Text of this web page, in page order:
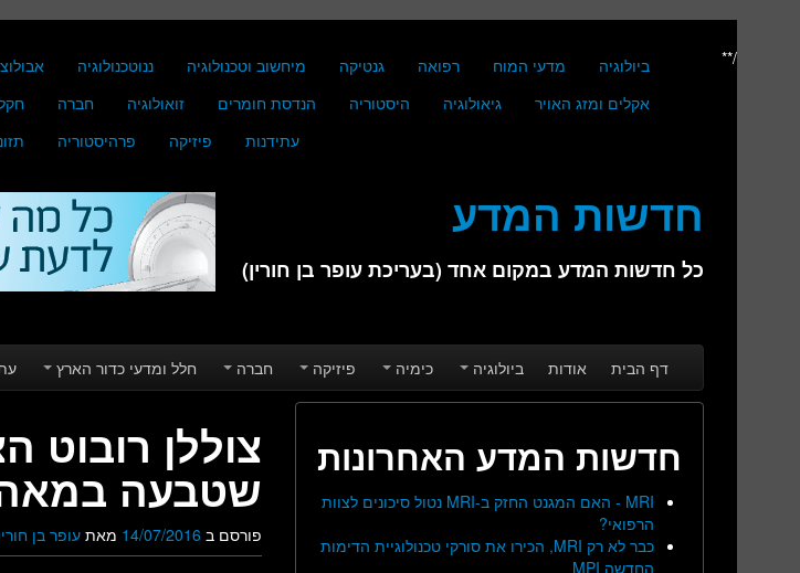
ביולוגיה מדעי המוח רפואה גנטיקה מיחשוב וטכנולוגיה ננוטכנולוגיה
אקלים ומזג האויר
גיאולוגיה היסטוריה הנדסת חומרים זואולוגיה חברה
עתידנות
פיזיקה פרהיסטוריה
חדשות המדע
כל חדשות המדע במקום אחד (בעריכת עופר בן חורין)
Main menu
דף הבית אודות ביולוגיה כימיה פיזיקה חברה חלל ומדעי כדור הארץ
צוללן רובוט
שטבעה במאה
פורסם ב 14/07/2016 מאת עופר בן
חדשות המדע האחרונות
MRI - האם המגנט החזק ב-MRI נטול סיכונים לצוות
הרפואי?
כבר לא רק MRI, הכירו את סורקי טכנולוגיית הדימות
החדשה MPI
/**